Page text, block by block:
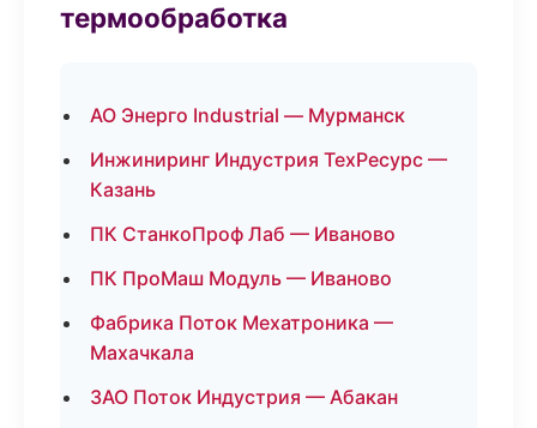
термообработка
АО Энерго Industrial — Мурманск
Инжиниринг Индустрия ТехРесурс —
Казань
ПК СтанкоПроф Лаб — Иваново
ПК ПроМаш Модуль — Иваново
Фабрика Поток Мехатроника —
Махачкала
ЗАО Поток Индустрия — Абакан